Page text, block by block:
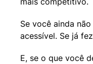
Se você ainda
acessível. Se já
E, se o que você